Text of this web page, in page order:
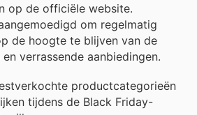
op de officiële website.
om regelmatig
de hoogte te blijven van de
verrassende aanbiedingen.
productcategorieën
tijdens de Black Friday-